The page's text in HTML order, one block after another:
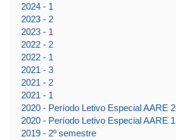
2024 - 1
2023 - 2
2023 - 1
2022 - 2
2022 - 1
2021 - 3
2021 - 2
2021 - 1
2020 - Período Letivo Especial AARE 2
2020 - Período Letivo Especial AARE 1
2019 - 2º semestre